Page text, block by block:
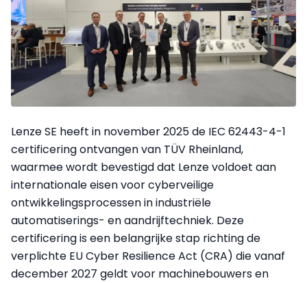
Lenze SE heeft in november 2025 de IEC 62443-4-1
certificering ontvangen van TÜV Rheinland,
waarmee wordt bevestigd dat Lenze voldoet aan
internationale eisen voor cyberveilige
ontwikkelingsprocessen in industriële
automatiserings- en aandrijftechniek. Deze
certificering is een belangrijke stap richting de
verplichte EU Cyber Resilience Act (CRA) die vanaf
december 2027 geldt voor machinebouwers en